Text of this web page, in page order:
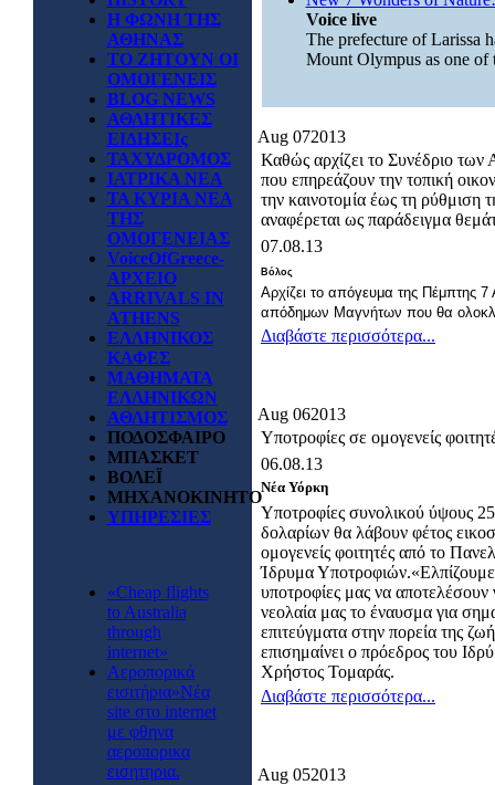
Η ΦΩΝΗ ΤΗΣ
ΑΘΗΝΑΣ
ΤΟ ΖΗΤΟΥΝ ΟΙ
ΟΜΟΓΕΝΕΙΣ
BLOG NEWS
ΑΘΛΗΤΙΚΕΣ
ΕΙΔΗΣΕΙς
ΤΑΧΥΔΡΟΜΟΣ
ΙΑΤΡΙΚΑ ΝΕΑ
ΤΑ ΚΥΡΙΑ ΝΕΑ
ΤΗΣ
ΟΜΟΓΕΝΕΙΑΣ
VoiceOfGreece-
ΑΡΧΕΙΟ
ARRIVALS IN
ATHENS
ΕΛΛΗΝΙΚΟΣ
ΚΑΦΕΣ
ΜΑΘΗΜΑΤΑ
ΕΛΛΗΝΙΚΩΝ
ΑΘΛΗΤΙΣΜΟΣ
ΠΟΔΟΣΦΑΙΡΟ
ΜΠΑΣΚΕΤ
ΒΟΛΕΪ
ΜΗΧΑΝΟΚΙΝΗΤΟ
ΥΠΗΡΕΣΙΕΣ
«Cheap flights
to Australia
through
internet»
Αεροπορικά
εισιτήρια»Νέα
site στο internet
με φθηνα
αεροπορικα
εισητηρια.
Voice live
The prefecture of Larissa
Mount Olympus as one of
Aug 072013
Καθώς αρχίζει το Συνέδριο
που επηρεάζουν την τοπική
την καινοτομία έως τη
αναφέρεται ως παράδειγμα
07.08.13
Βόλος
Αρχίζει το απόγευμα της Πέμπτης
απόδημων Μαγνήτων που θα
Διαβάστε περισσότερα...
Aug 062013
Υποτροφίες σε ομογενείς
06.08.13
Νέα Υόρκη
Υποτροφίες συνολικού ύψους
δολαρίων θα λάβουν φέτος
ομογενείς φοιτητές από το
Ίδρυμα Υποτροφιών.«Ελπίζουμε
υποτροφίες μας να αποτελέσουν
νεολαία μας το έναυσμα για
επιτεύγματα στην πορεία της
επισημαίνει ο πρόεδρος του
Χρήστος Τομαράς.
Διαβάστε περισσότερα...
Aug 052013